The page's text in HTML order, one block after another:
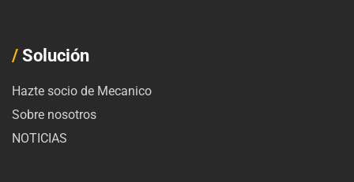
/ Solución
Hazte socio de Mecanico
Sobre nosotros
NOTICIAS